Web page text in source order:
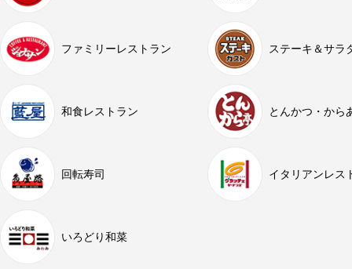
ファミリーレストラン ステーキ＆サラ
和食レストラン とんかつ・から
回転寿司 イタリアンレス
いろどり和菜